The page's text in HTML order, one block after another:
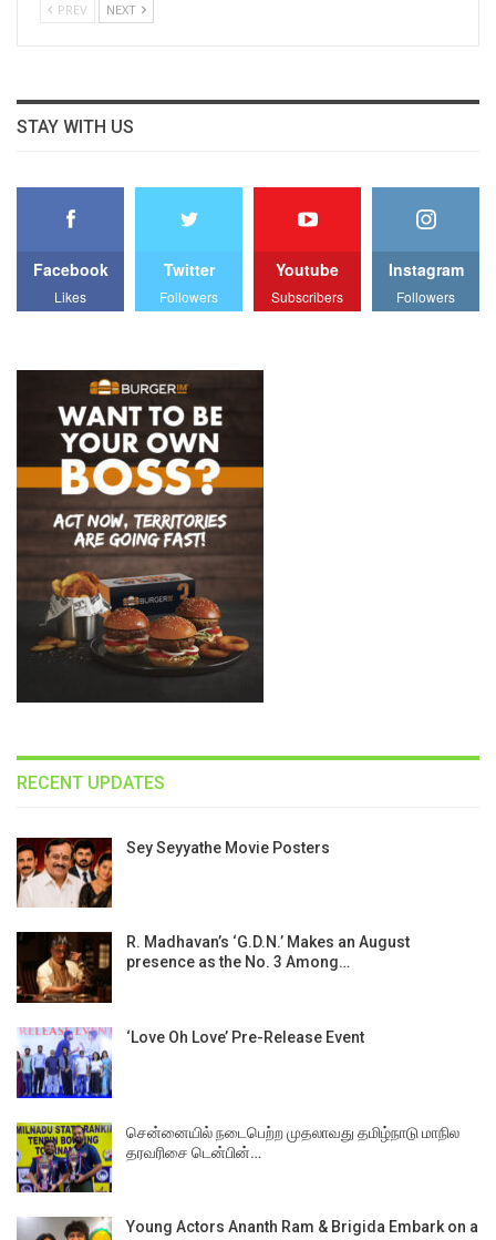
PREV NEXT
STAY WITH US
Facebook
Likes
Twitter
Followers
Youtube
Subscribers
Instagram
Followers
RECENT UPDATES
Sey Seyyathe Movie Posters
R. Madhavan’s ‘G.D.N.’ Makes an August
presence as the No. 3 Among…
‘Love Oh Love’ Pre-Release Event
சென்னையில் நடைபெற்ற முதலாவது தமிழ்நாடு மாநில
தரவரிசை டென்பின்…
Young Actors Ananth Ram & Brigida Embark on a